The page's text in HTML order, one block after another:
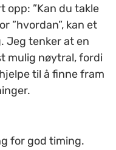
opp: ”Kan du takle
”hvordan”, kan et
Jeg tenker at en
mulig nøytral, fordi
til å finne fram
for god timing.